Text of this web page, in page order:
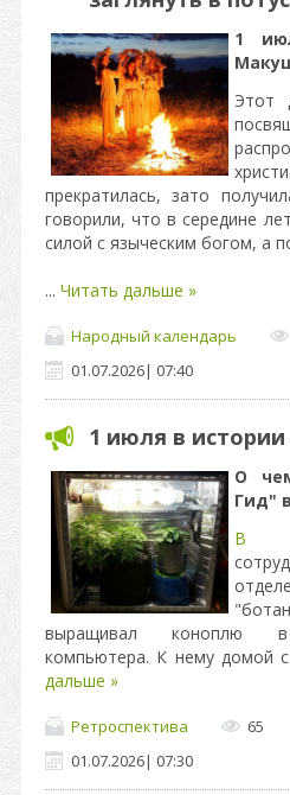
1
Этот
прекратилась, зато
говорили, что в середине
силой с языческим богом, а
... Читать дальше »
Народный календарь
01.07.2026| 07:40
1 июля в истории
О
Гид"
В
выращивал коноплю
компьютера. К нему домой
дальше »
Ретроспектива
65
01.07.2026| 07:30